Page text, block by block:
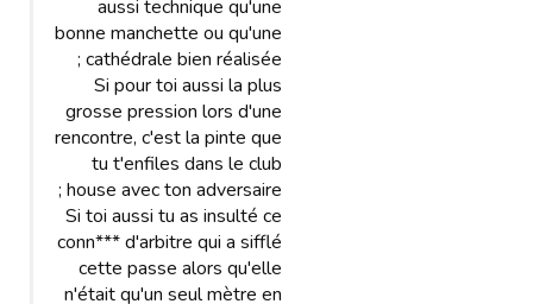
aussi technique qu'une
bonne manchette ou qu'une
cathédrale bien réalisée ;
Si pour toi aussi la plus
grosse pression lors d'une
rencontre, c'est la pinte que
tu t'enfiles dans le club
house avec ton adversaire ;
Si toi aussi tu as insulté ce
conn*** d'arbitre qui a sifflé
cette passe alors qu'elle
n'était qu'un seul mètre en